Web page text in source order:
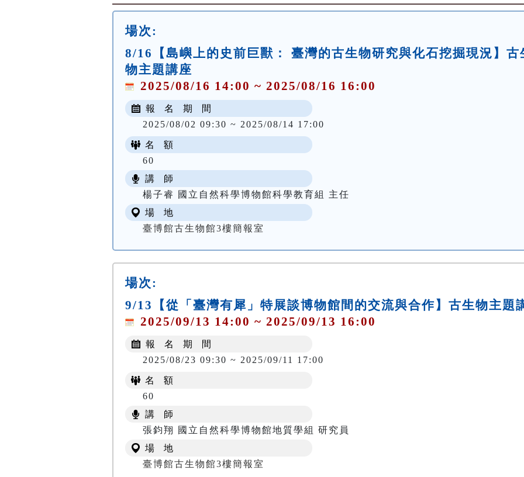
場次:
8/16【島嶼上的史前巨獸： 臺灣的古生物研究與化石挖掘現況】古
物主題講座
2025/08/16 14:00 ~ 2025/08/16 16:00
報 名 期 間
2025/08/02 09:30 ~ 2025/08/14 17:00
名 額
60
講 師
楊子睿 國立自然科學博物館科學教育組 主任
場 地
臺博館古生物館3樓簡報室
場次:
9/13【從「臺灣有犀」特展談博物館間的交流與合作】古生物主題
2025/09/13 14:00 ~ 2025/09/13 16:00
報 名 期 間
2025/08/23 09:30 ~ 2025/09/11 17:00
名 額
60
講 師
張鈞翔 國立自然科學博物館地質學組 研究員
場 地
臺博館古生物館3樓簡報室